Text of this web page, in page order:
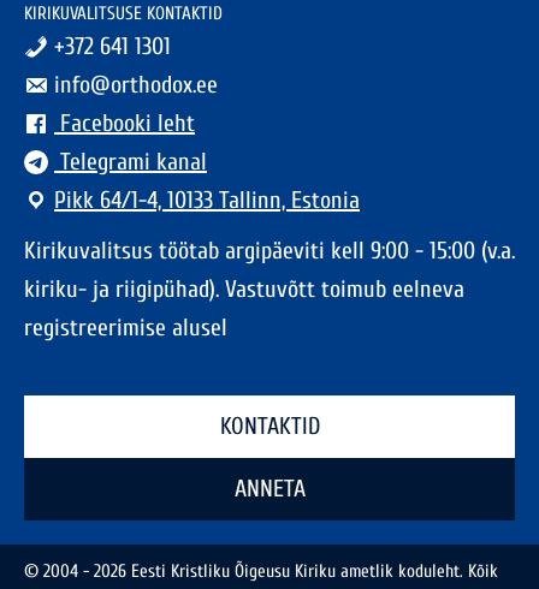
KIRIKUVALITSUSE KONTAKTID
+372 641 1301
info@orthodox.ee
Facebooki leht
Telegrami kanal
Pikk 64/1-4, 10133 Tallinn, Estonia
Kirikuvalitsus töötab argipäeviti kell 9:00 - 15:00 (v.a.
kiriku- ja riigipühad). Vastuvõtt toimub eelneva
registreerimise alusel
KONTAKTID
ANNETA
© 2004 - 2026 Eesti Kristliku Õigeusu Kiriku ametlik koduleht. Kõik